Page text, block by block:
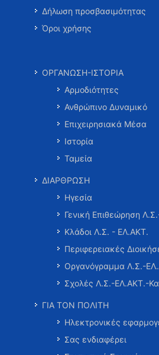
Δήλωση προσβασιμότητας
Όροι χρήσης
ΟΡΓΑΝΩΣΗ-ΙΣΤΟΡΙΑ
Αρμοδιότητες
Ανθρώπινο Δυναμικό
Επιχειρησιακά Μέσα
Ιστορία
Ταμεία
ΔΙΑΡΘΡΩΣΗ
Ηγεσία
Γενική Επιθεώρηση
Κλάδοι Λ.Σ. - ΕΛ.ΑΚΤ.
Περιφερειακές
Οργανόγραμμα Λ.Σ.-
Σχολές Λ.Σ.-ΕΛ.ΑΚΤ.-
ΓΙΑ ΤΟΝ ΠΟΛΙΤΗ
Ηλεκτρονικές
Σας ενδιαφέρει